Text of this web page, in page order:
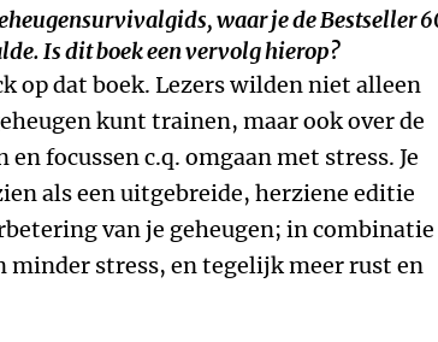
, waar je de Bestseller
Is dit boek een vervolg hierop?
op dat boek. Lezers wilden niet alleen
kunt trainen, maar ook over de
focussen c.q. omgaan met stress. Je
als een uitgebreide, herziene editie
van je geheugen; in combinatie
minder stress, en tegelijk meer rust en